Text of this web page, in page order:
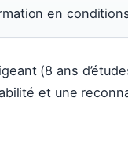
en
(8 ans
et une